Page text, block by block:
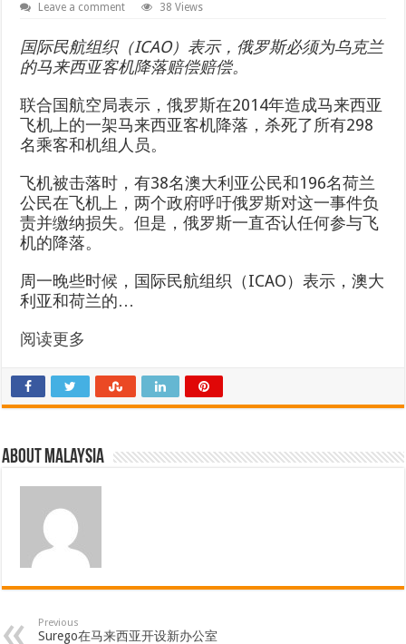
Leave a comment
38 Views
国际民航组织（ICAO）表示，俄罗斯必须为乌克兰
的马来西亚客机降落赔偿赔偿。
联合国航空局表示，俄罗斯在2014年造成马来西亚
飞机上的一架马来西亚客机降落，杀死了所有298
名乘客和机组人员。
飞机被击落时，有38名澳大利亚公民和196名荷兰
公民在飞机上，两个政府呼吁俄罗斯对这一事件负
责并缴纳损失。但是，俄罗斯一直否认任何参与飞
机的降落。
周一晚些时候，国际民航组织（ICAO）表示，澳大
利亚和荷兰的…
阅读更多
About Malaysia
Previous
Surego在马来西亚开设新办公室